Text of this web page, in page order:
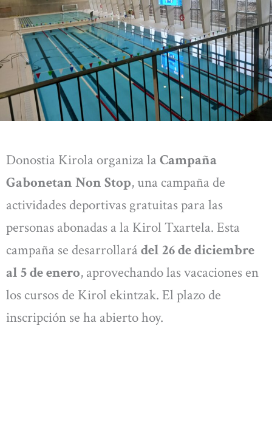
Donostia Kirola organiza la Campaña
Gabonetan Non Stop, una campaña de
actividades deportivas gratuitas para las
personas abonadas a la Kirol Txartela. Esta
campaña se desarrollará del 26 de diciembre
al 5 de enero, aprovechando las vacaciones en
los cursos de Kirol ekintzak. El plazo de
inscripción se ha abierto hoy.